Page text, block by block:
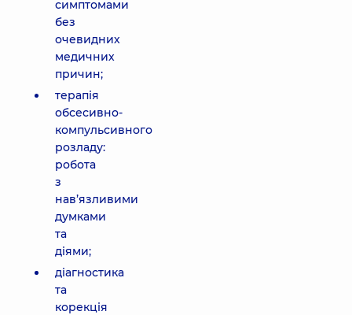
симптомами
без
очевидних
медичних
причин;
терапія
обсесивно-
компульсивного
розладу:
робота
з
нав’язливими
думками
та
діями;
діагностика
та
корекція